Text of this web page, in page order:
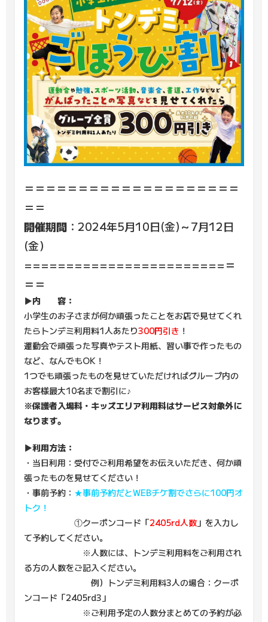
＝＝＝＝＝＝＝＝＝＝＝＝＝＝＝＝＝＝＝＝
＝＝
開催期間 ：2024年5月10日(金)～7月12日
(金）
========================＝
＝＝
▶内 容：
小学生のお子さまが何か頑張ったことをお店で見せてくれ
たらトンデミ利用料1人あたり300円引き ！
運動会で頑張った写真やテスト用紙、習い事で作ったもの
など、なんでもOK！
1つでも頑張ったものを見せていただければグループ内の
お客様最大10名まで割引に♪
※保護者入場料・キッズエリア利用料はサービス対象外に
なります。
▶利用方法：
・当日利用：受付でご利用希望をお伝えいただき、何か頑
張ったものを見せてください！
・事前予約： ★事前予約だとWEBチケ割でさらに100円オ
トク！
①クーポンコード「2405rd人数 」を入力し
て予約してください。
※人数には、トンデミ利用料をご利用され
る方の人数をご記入ください。
例）トンデミ利用料3人の場合：クーポ
ンコード「2405rd3」
※ご利用予定の人数分まとめての予約が必